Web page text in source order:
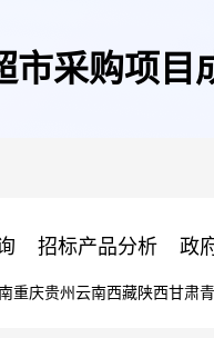
市采购项目
招标产品分析 政
重庆贵州 云南西藏陕西甘肃